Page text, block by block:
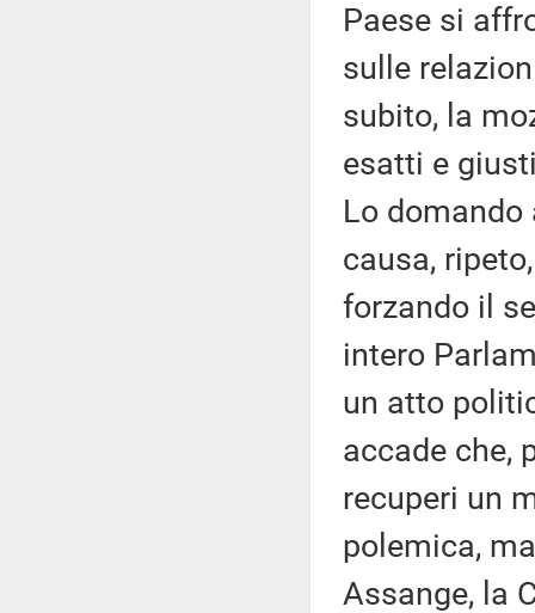
Paese si
sulle
subito, la
esatti e
Lo
causa,
forzando il
intero
un atto
accade che,
recuperi un
polemica,
Assange, la